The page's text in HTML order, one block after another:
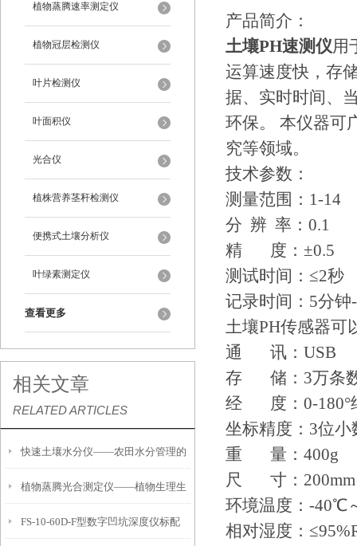
植物蒸腾速率测定仪
植物冠层检测仪
叶片检测仪
叶面积仪
光合仪
植株营养茎秆检测仪
便携式土壤分析仪
叶绿素测定仪
查看更多
相关文章
RELATED ARTICLES
快速土壤水分仪——农田水分管理的
便携式检测工具
植物蒸腾光合测定仪——植物生理生
态的实时监测设备
FS-10-60D-F型数字凹坑深度仪标配
产品简介：
土壤PH速测仪用
运算速度快，存
据、实时时间、
环保。 本仪器可
究等领域。
技术参数：
测量范围：1-14
分 辨 率：0.1
精 度：±0.5
测试时间：≤2秒
记录时间：5分钟
土壤PH传感器可
通 讯：USB
存 储：3万条
经 度：0-180°
坐标精度：3位
重 量：400g
尺 寸：
环境温度：-40℃
相对湿度：